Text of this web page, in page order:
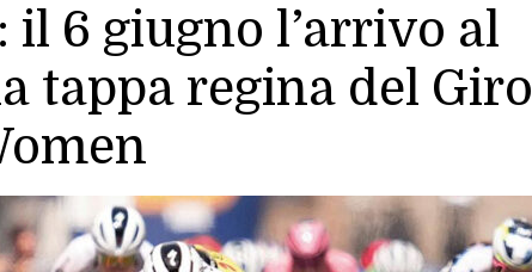
il 6 giugno l’arrivo al
tappa regina del Giro